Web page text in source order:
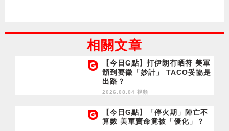
相關文章
【今日G點】打伊朗冇晒符 美軍
頹到要徵「妙計」 TACO妥協是
出路？
2026.08.04 視頻
【今日G點】「停火期」陣亡不
算數 美軍賣命竟被「優化」？